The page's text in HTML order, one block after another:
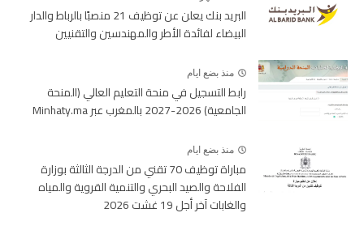
البريد بنك يعلن عن توظيف 21 منصبًا بالرباط والدار
البيضاء لفائدة الأطر والمهندسين والتقنيين
منذ بضع ايام
رابط التسجيل في منحة التعليم العالي (المنحة
الجامعية) 2026-2027 بالمغرب عبر Minhaty.ma
منذ بضع ايام
مباراة توظيف 70 تقني من الدرجة الثالثة بوزارة
الفلاحة والصيد البحري والتنمية القروية والمياه
والغابات آخر أجل 19 غشت 2026